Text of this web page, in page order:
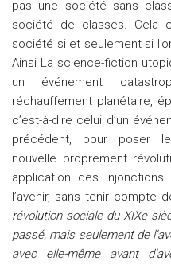
pas une société sans
société de classes. Cela
société si et seulement si
Ainsi La science-fiction
un événement
réchauffement planétaire,
c’est-à-dire celui d’un
précédent, pour poser
nouvelle proprement
application des
l’avenir, sans tenir compte
révolution sociale du XIXe
passé, mais seulement de
avec elle-même avant